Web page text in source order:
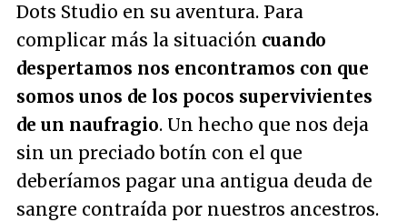
Dots Studio en su aventura. Para
complicar más la situación cuando
despertamos nos encontramos con que
somos unos de los pocos supervivientes
de un naufragio. Un hecho que nos deja
sin un preciado botín con el que
deberíamos pagar una antigua deuda de
sangre contraída por nuestros ancestros.